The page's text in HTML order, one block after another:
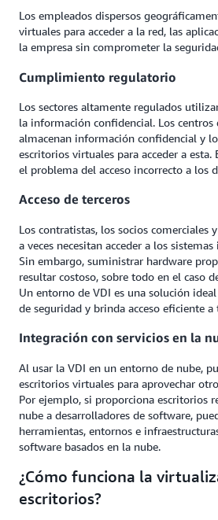
Los empleados dispersos
virtuales para acceder a la red, las
la empresa sin comprometer la
Cumplimiento regulatorio
Los sectores altamente regulados
la información confidencial. Los centros
almacenan información confidencial y
escritorios virtuales para acceder a
el problema del acceso incorrecto a los
Acceso de terceros
Los contratistas, los socios comerciales
a veces necesitan acceder a los
Sin embargo, suministrar hardware
resultar costoso, sobre todo en el caso
Un entorno de VDI es una solución
de seguridad y brinda acceso eficiente a
Integración con servicios en la
Al usar la VDI en un entorno de nube,
escritorios virtuales para aprovechar
Por ejemplo, si proporciona escritorios
nube a desarrolladores de software,
herramientas, entornos e
software basados en la nube.
¿Cómo funciona la
escritorios?